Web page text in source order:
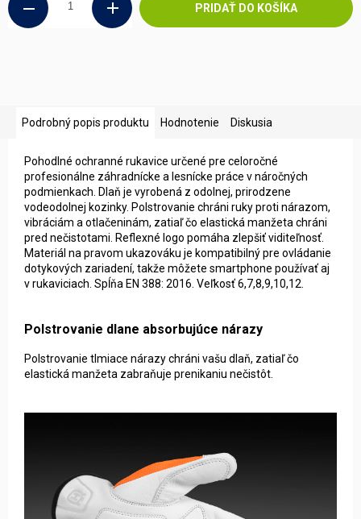
PRIDAŤ DO KOŠÍKA
Podrobný popis produktu Hodnotenie Diskusia
Pohodlné ochranné rukavice určené pre celoročné
profesionálne záhradnícke a lesnícke práce v náročných
podmienkach. Dlaň je vyrobená z odolnej, prirodzene
vodeodolnej kozinky. Polstrovanie chráni ruky proti nárazom,
vibráciám a otlačeninám, zatiaľ čo elastická manžeta chráni
pred nečistotami. Reflexné logo pomáha zlepšiť viditeľnosť.
Materiál na pravom ukazováku je kompatibilný pre ovládanie
dotykových zariadení, takže môžete smartphone používať aj
v rukaviciach. Spĺňa EN 388: 2016. Veľkosť 6,7,8,9,10,12.
Polstrovanie dlane absorbujúce nárazy
Polstrovanie tlmiace nárazy chráni vašu dlaň, zatiaľ čo
elastická manžeta zabraňuje prenikaniu nečistôt.